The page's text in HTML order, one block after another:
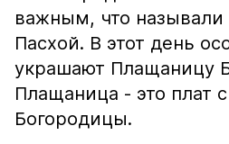
важным, что называли
Пасхой. В этот день
украшают Плащаницу
Плащаница - это плат
Богородицы.